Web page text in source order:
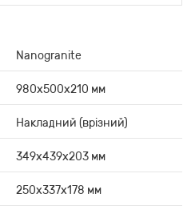
Nanogranite
980х500х210 мм
Накладний (врізний)
349х439х203 мм
250х337х178 мм